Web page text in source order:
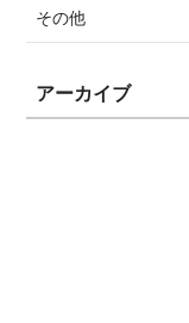
その他
アーカイブ